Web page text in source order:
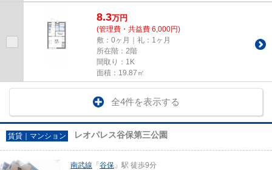
8.3万円
(管理費・共益費 6,000円)
敷：0ヶ月｜礼：1ヶ月
所在階：2階
間取り：1K
面積：19.87㎡
全4件を表示する
賃貸｜マンション レオパレス谷保第三公園
南武線 「 谷保 」駅 徒歩9分